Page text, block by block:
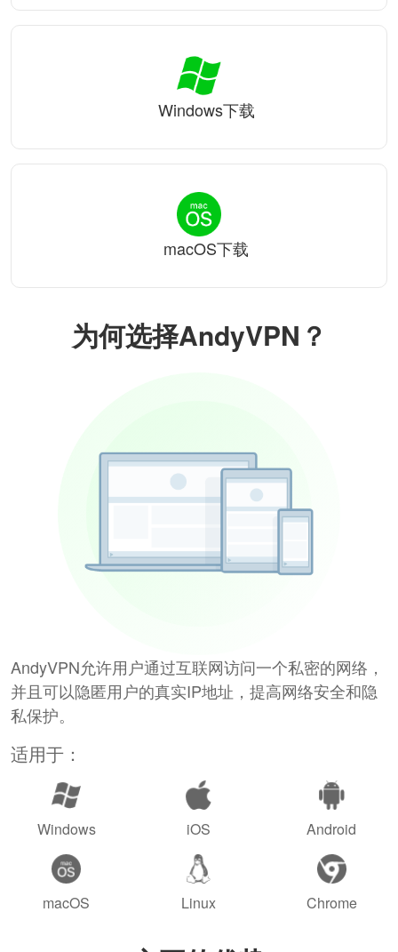
为何选择AndyVPN？
AndyVPN允许用户通过互联网访问一个私密的网络，
并且可以隐匿用户的真实IP地址，提高网络安全和隐
私保护。
适用于：
Windows iOS Android
macOS Linux Chrome
Windows下载
macOS下载